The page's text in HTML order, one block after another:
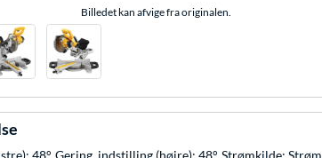
Billedet kan afvige fra originalen.